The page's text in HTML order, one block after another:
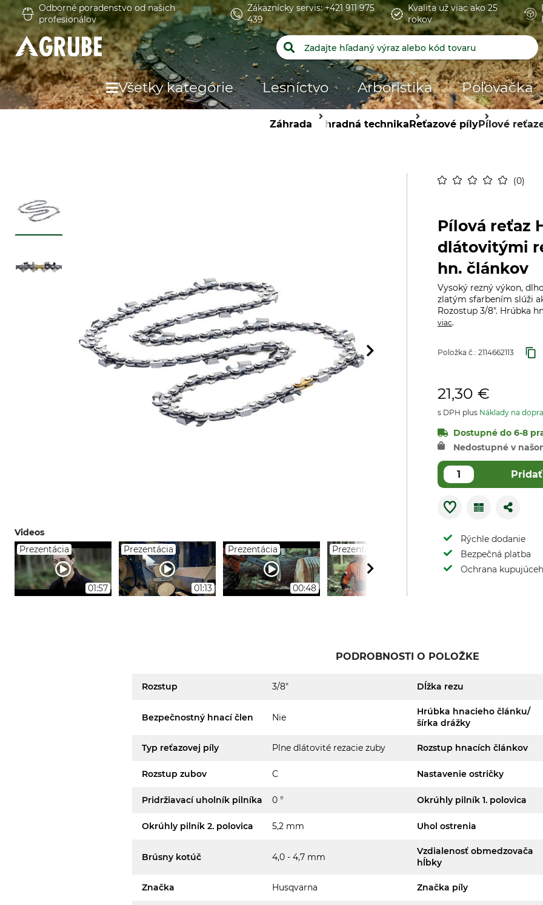
Odborné poradenstvo od našich
profesionálov
Zákaznícky servis: +421 911 975
439
Kvalita už viac ako 25
rokov
Všetky kategórie Lesníctvo Arboristika Poľovačka
Záhrada Záhradná technikaReťazové pílyPílové
0
Videos
Prezentácia
01:57
Prezentácia
01:13
Prezentácia
00:48
Prezentácia Prezentácia
Pílová reťaz
dlátovitými
hn. článkov
Vysoký rezný výkon,
zlatým sfarbením slúži
Rozostup 3/8". Hrúbka
viac.
Položka č.: 2114662113
21,30 €
s DPH plus Náklady na
Dostupné do 6-8
Nedostupné v
Rýchle dodanie
Bezpečná platba
Ochrana
PODROBNOSTI O POLOŽKE
Rozstup 3/8" Dĺžka rezu
Bezpečnostný hnací člen Nie
Hrúbka hnacieho článku/
šírka drážky
Typ reťazovej píly Plne dlátovité rezacie zuby Rozstup hnacích článkov
Rozstup zubov C Nastavenie ostričky
Pridržiavací uholník pilníka 0 ° Okrúhly pilník 1. polovica
Okrúhly pilník 2. polovica 5,2 mm Uhol ostrenia
Brúsny kotúč 4,0 - 4,7 mm
Vzdialenosť obmedzovača
hĺbky
Značka Husqvarna Značka píly